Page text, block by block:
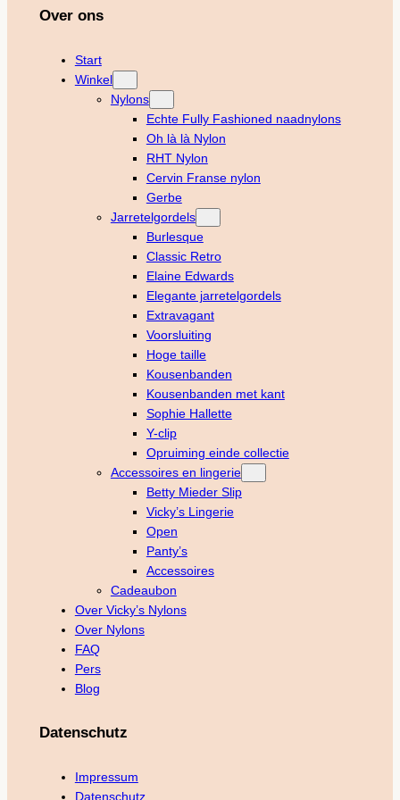
Over ons
Start
Winkel
Nylons
Echte Fully Fashioned naadnylons
Oh là là Nylon
RHT Nylon
Cervin Franse nylon
Gerbe
Jarretelgordels
Burlesque
Classic Retro
Elaine Edwards
Elegante jarretelgordels
Extravagant
Voorsluiting
Hoge taille
Kousenbanden
Kousenbanden met kant
Sophie Hallette
Y-clip
Opruiming einde collectie
Accessoires en lingerie
Betty Mieder Slip
Vicky’s Lingerie
Open
Panty’s
Accessoires
Cadeaubon
Over Vicky’s Nylons
Over Nylons
FAQ
Pers
Blog
Datenschutz
Impressum
Datenschutz